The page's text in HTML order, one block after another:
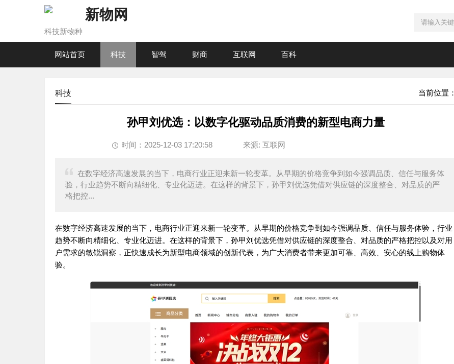
新物网
科技新物种
网站首页 科技 智驾 财商 互联网 百科
当前位置：
科技
孙甲刘优选：以数字化驱动品质消费的新型电商力量
时间：2025-12-03 17:20:58 来源: 互联网
在数字经济高速发展的当下，电商行业正迎来新一轮变革。从早期的价格竞争到如今强调品质、信任与服务体
验，行业趋势不断向精细化、专业化迈进。在这样的背景下，孙甲刘优选凭借对供应链的深度整合、对品质的严
格把控...
在数字经济高速发展的当下，电商行业正迎来新一轮变革。从早期的价格竞争到如今强调品质、信任与服务体验，行业
趋势不断向精细化、专业化迈进。在这样的背景下，孙甲刘优选凭借对供应链的深度整合、对品质的严格把控以及对用
户需求的敏锐洞察，正快速成长为新型电商领域的创新代表，为广大消费者带来更加可靠、高效、安心的线上购物体
验。